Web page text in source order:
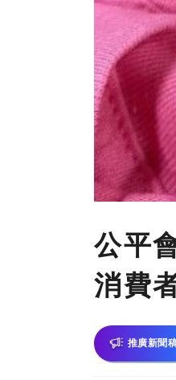
公平
消費
推廣新聞